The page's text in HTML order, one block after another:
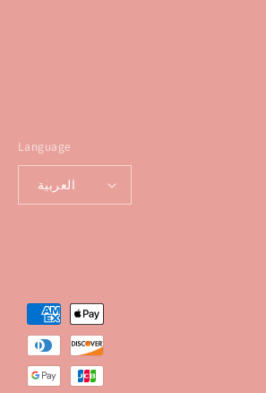
Language
العربية
Payment
methods